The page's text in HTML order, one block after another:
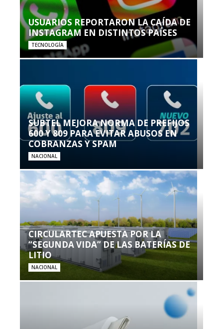
USUARIOS REPORTARON LA CAÍDA DE
INSTAGRAM EN DISTINTOS PAÍSES
TECNOLOGÍA
SUBTEL MEJORA NORMA DE PREFIJOS
600 Y 809 PARA EVITAR ABUSOS EN
COBRANZAS Y SPAM
NACIONAL
CIRCULARTEC APUESTA POR LA
“SEGUNDA VIDA” DE LAS BATERÍAS DE
LITIO
NACIONAL